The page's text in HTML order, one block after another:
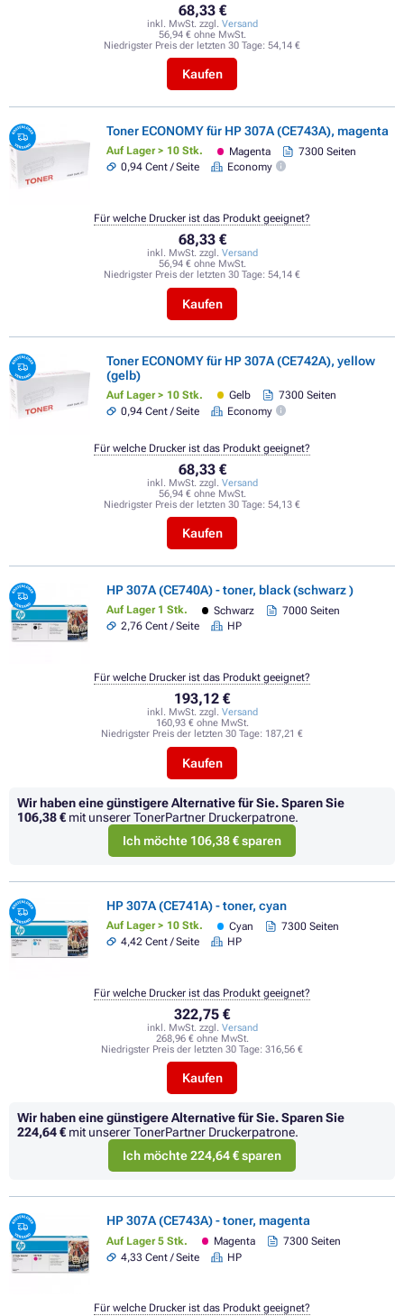
68,33 €
inkl. MwSt. zzgl. Versand
56,94 € ohne MwSt.
Niedrigster Preis der letzten 30 Tage: 54,14 €
Kaufen
Toner ECONOMY für HP 307A (CE743A), magenta
Auf Lager > 10 Stk. Magenta
7300 Seiten
0,94 Cent / Seite
Economy
68,33 €
inkl. MwSt. zzgl. Versand
56,94 € ohne MwSt.
Niedrigster Preis der letzten 30 Tage: 54,14 €
Kaufen
Für welche Drucker ist das Produkt geeignet?
Toner ECONOMY für HP 307A (CE742A), yellow
(gelb)
Auf Lager > 10 Stk. Gelb
7300 Seiten
0,94 Cent / Seite
Economy
68,33 €
inkl. MwSt. zzgl. Versand
56,94 € ohne MwSt.
Niedrigster Preis der letzten 30 Tage: 54,13 €
Kaufen
Für welche Drucker ist das Produkt geeignet?
HP 307A (CE740A) - toner, black (schwarz )
Auf Lager 1 Stk. Schwarz
7000 Seiten
2,76 Cent / Seite
HP
193,12 €
inkl. MwSt. zzgl. Versand
160,93 € ohne MwSt.
Niedrigster Preis der letzten 30 Tage: 187,21 €
Kaufen
Für welche Drucker ist das Produkt geeignet?
Wir haben eine günstigere Alternative für Sie.Sparen Sie
106,38 € mit unserer TonerPartner Druckerpatrone.
Ich möchte 106,38 € sparen
HP 307A (CE741A) - toner, cyan
Auf Lager > 10 Stk. Cyan
7300 Seiten
4,42 Cent / Seite
HP
322,75 €
inkl. MwSt. zzgl. Versand
268,96 € ohne MwSt.
Niedrigster Preis der letzten 30 Tage: 316,56 €
Kaufen
Für welche Drucker ist das Produkt geeignet?
Wir haben eine günstigere Alternative für Sie.Sparen Sie
224,64 € mit unserer TonerPartner Druckerpatrone.
Ich möchte 224,64 € sparen
HP 307A (CE743A) - toner, magenta
Auf Lager 5 Stk. Magenta
7300 Seiten
4,33 Cent / Seite
HP
Für welche Drucker ist das Produkt geeignet?